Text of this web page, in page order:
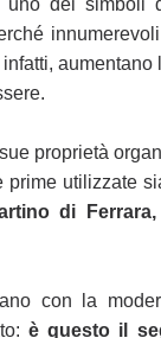
proprietà
prime utilizzate
di
con la
è questo il